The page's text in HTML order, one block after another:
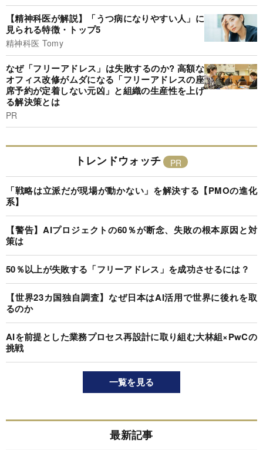
【精神科医が解説】「うつ病になりやすい人」に
見られる特徴・トップ5
精神科医 Tomy
なぜ「フリーアドレス」は失敗するのか? 高額な
オフィス改修がムダになる「フリーアドレスの座
席予約が定着しない元凶」と組織の生産性を上げ
る解決策とは
PR
トレンドウォッチ
「戦略は立派だが現場が動かない」を解決する【PMOの進化
系】
【警告】AIプロジェクトの60％が断念、失敗の根本原因と対
策は
50％以上が失敗する「フリーアドレス」を成功させるには？
【世界23カ国独自調査】なぜ日本はAI活用で世界に後れを取
るのか
AIを前提とした業務プロセス再設計に取り組む大林組×PwCの
挑戦
一覧を見る
最新記事